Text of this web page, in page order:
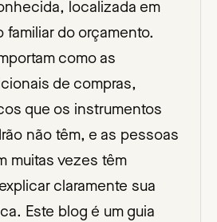
localizada em
familiar do orçamento.
como as
de compras,
que os instrumentos
não têm, e as pessoas
muitas vezes têm
claramente sua
Este blog é um guia